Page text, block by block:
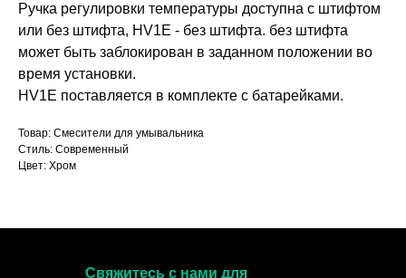
Ручка регулировки температуры доступна с штифтом
или без штифта, HV1E - без штифта. без штифта
может быть заблокирован в заданном положении во
время установки.
HV1E поставляется в комплекте с батарейками.
Товар: Смесители для умывальника
Стиль: Современный
Цвет: Хром
Свяжитесь с нами для